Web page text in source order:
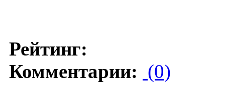
Рейтинг:
Комментарии: (0)